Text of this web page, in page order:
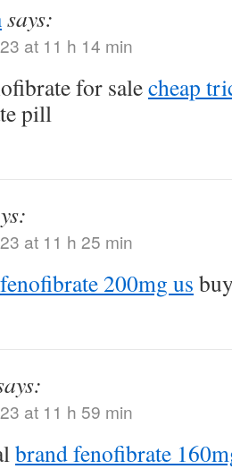
says:
at 11 h 14 min
for salecheap
pill
at 11 h 25 min
fenofibrate 200mg us
at 11 h 59 min
brand fenofibrate